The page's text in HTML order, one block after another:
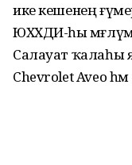
ике кешенең
ЮХХДИ-һы
Салауат ҡалаһы
Chevrolet Aveo һәм